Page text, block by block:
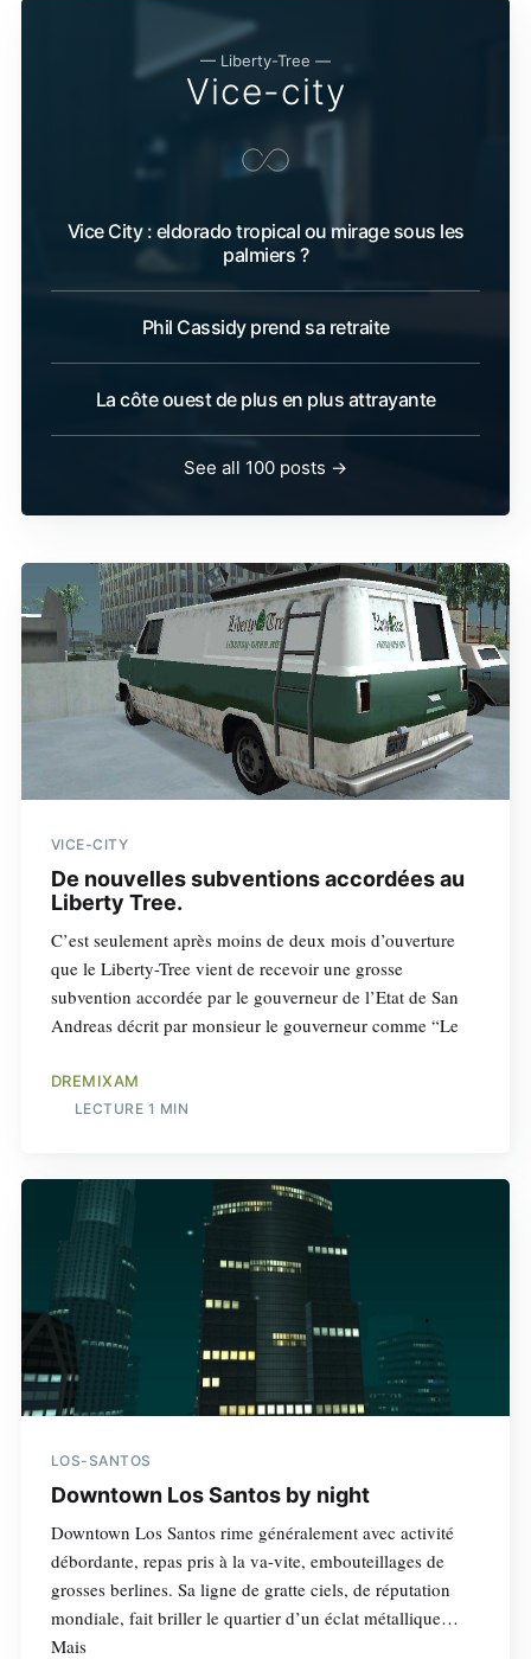
— Liberty-Tree —
Vice-city
Vice City : eldorado tropical ou mirage sous les
palmiers ?
Phil Cassidy prend sa retraite
La côte ouest de plus en plus attrayante
See all 100 posts →
VICE-CITY
De nouvelles subventions accordées au
Liberty Tree.
C’est seulement après moins de deux mois d’ouverture
que le Liberty-Tree vient de recevoir une grosse
subvention accordée par le gouverneur de l’Etat de San
Andreas décrit par monsieur le gouverneur comme “Le
DREMIXAM
LECTURE 1 MIN
LOS-SANTOS
Downtown Los Santos by night
Downtown Los Santos rime généralement avec activité
débordante, repas pris à la va-vite, embouteillages de
grosses berlines. Sa ligne de gratte ciels, de réputation
mondiale, fait briller le quartier d’un éclat métallique…
Mais